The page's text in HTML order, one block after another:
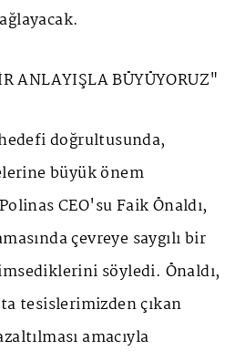
ANLAYIŞLA BÜYÜYORUZ"
doğrultusunda,
büyük önem
CEO'su Faik Önaldı,
çevreye saygılı bir
söyledi. Önaldı,
tesislerimizden çıkan
amacıyla